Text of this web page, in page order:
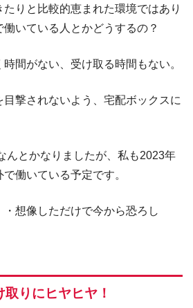
りと比較的恵まれた環境ではあり
いている人とかどうするの？
間がない、受け取る時間もない。
撃されないよう、宅配ボックスに
んとかなりましたが、私も2023年
働いている予定です。
想像しただけで今から恐ろし
りにヒヤヒヤ！